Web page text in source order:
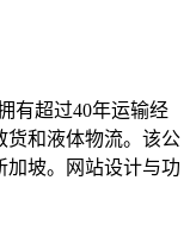
有超过40年运输经
货和液体物流。该公
加坡。网站设计与功